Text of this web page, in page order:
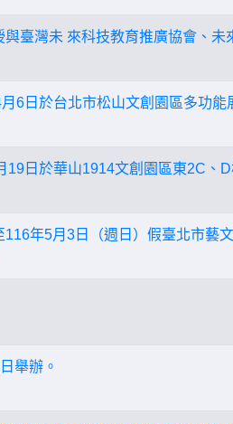
臺灣未 來科技教育推廣協會、未
6日於台北市松山文創園區多功能
日於華山1914文創園區東2C、
年5月3日（週日）假臺北市藝
舉辦。